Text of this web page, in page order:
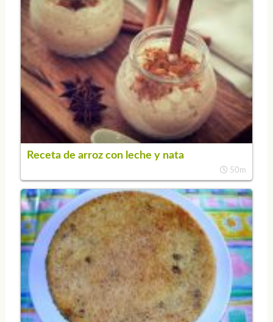
Receta de arroz con leche y nata
50m